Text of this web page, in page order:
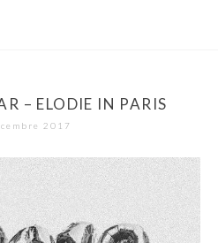
– ELODIE IN PARIS
2017